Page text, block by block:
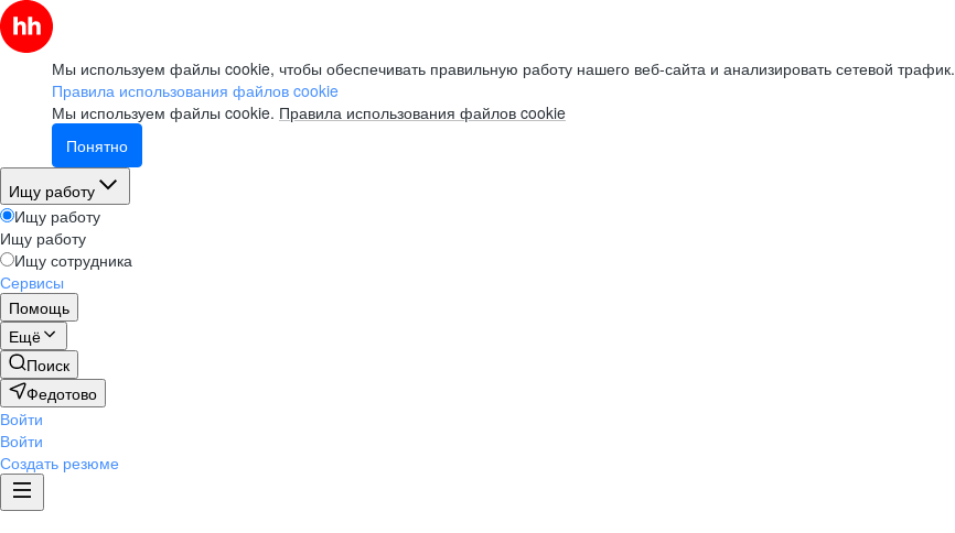
Мы используем файлы cookie, чтобы обеспечивать правильную работу нашего веб-сайта и анализировать сетевой трафик.
Правила использования файлов cookie
Мы используем файлы cookie. Правила использования файлов cookie
Понятно
Ищу работу
Ищу работу
Ищу работу
Ищу сотрудника
Сервисы
Помощь
Ещё
Поиск
Федотово
Войти
Войти
Создать резюме